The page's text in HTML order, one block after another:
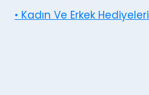
• Kadın Ve Erkek Hediyeleri